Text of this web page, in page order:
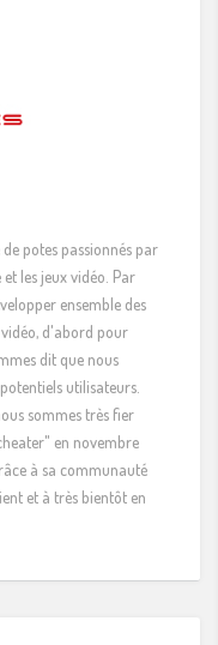
potes passionnés par
les jeux vidéo. Par
ensemble des
d'abord pour
dit que nous
utilisateurs.
sommes très fier
en novembre
à sa communauté
et à très bientôt en